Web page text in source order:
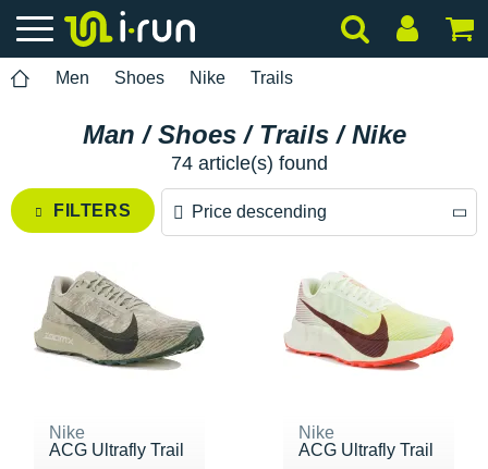
Men Shoes Nike Trails
Man / Shoes / Trails / Nike
74 article(s) found
FILTERS Price descending
Price ascending
Nike
ACG Ultrafly Trail
Nike
ACG Ultrafly Trail